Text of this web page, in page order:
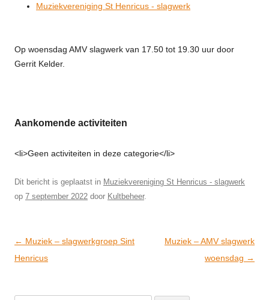
Muziekvereniging St Henricus - slagwerk
Op woensdag AMV slagwerk van 17.50 tot 19.30 uur door
Gerrit Kelder.
Aankomende activiteiten
<li>Geen activiteiten in deze categorie</li>
Dit bericht is geplaatst in Muziekvereniging St Henricus - slagwerk
op 7 september 2022 door Kultbeheer.
Post
navigation
← Muziek – slagwerkgroep Sint
Henricus
Muziek – AMV slagwerk
woensdag →